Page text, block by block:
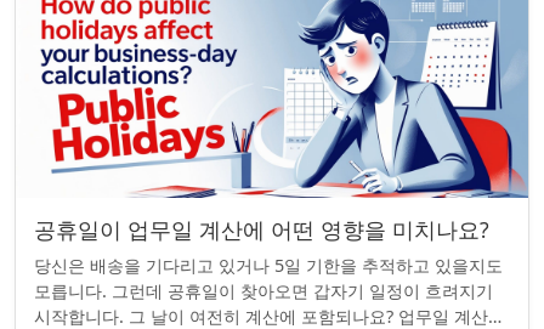
공휴일이 업무일 계산에 어떤 영향을 미치나요?
당신은 배송을 기다리고 있거나 5일 기한을 추적하고 있을지도
모릅니다. 그런데 공휴일이 찾아오면 갑자기 일정이 흐려지기
시작합니다. 그 날이 여전히 계산에 포함되나요? 업무일 계산을